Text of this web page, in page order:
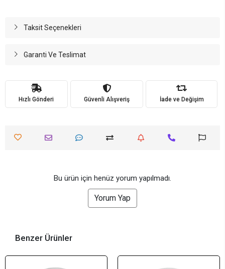
Taksit Seçenekleri
Garanti Ve Teslimat
Hızlı Gönderi Güvenli Alışveriş İade ve Değişim
Bu ürün için henüz yorum yapılmadı.
Yorum Yap
Benzer Ürünler